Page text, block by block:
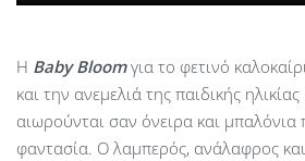
Η Baby Bloom για το φετινό
και την ανεμελιά της παιδικής
αιωρούνται σαν όνειρα και
φαντασία. Ο λαμπερός, ανάλαφρος